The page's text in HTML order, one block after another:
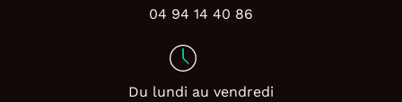
04 94 14 40 86
Du lundi au vendredi